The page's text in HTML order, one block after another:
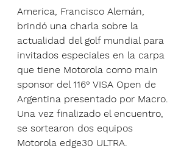
America, Francisco Alemán,
brindó una charla sobre la
actualidad del golf mundial para
invitados especiales en la carpa
que tiene Motorola como main
sponsor del 116° VISA Open de
Argentina presentado por Macro.
Una vez finalizado el encuentro,
se sortearon dos equipos
Motorola edge30 ULTRA.